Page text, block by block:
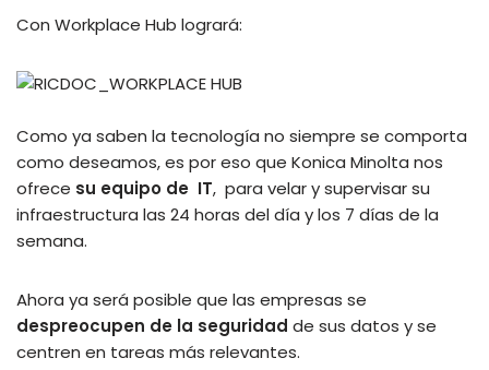
Con Workplace Hub logrará:
Como ya saben la tecnología no siempre se comporta
como deseamos, es por eso que Konica Minolta nos
ofrece su equipo de IT, para velar y supervisar su
infraestructura las 24 horas del día y los 7 días de la
semana.
Ahora ya será posible que las empresas se
despreocupen de la seguridad de sus datos y se
centren en tareas más relevantes.